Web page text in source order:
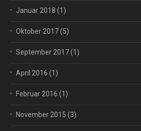
Januar 2018 (1)
Oktober 2017(5)
September 2017(1)
April 2016 (1)
Februar 2016 (1)
November 2015 (3)